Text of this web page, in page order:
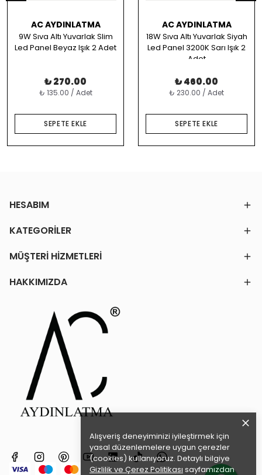
Alışveriş deneyiminizi iyileştirmek için
yasal düzenlemelere uygun çerezler
(cookies) kullanıyoruz. Detaylı bilgiye
Gizlilik ve Çerez Politikası sayfamızdan
AC AYDINLATMA
9W Sıva Altı Yuvarlak Slim
Led Panel Beyaz Işık 2 Adet
₺ 270.00
₺ 135.00 / Adet
SEPETE EKLE
AC AYDINLATMA
18W Sıva Altı Yuvarlak Siyah
Led Panel 3200K Sarı Işık 2
Adet
₺ 460.00
₺ 230.00 / Adet
SEPETE EKLE
HESABIM
KATEGORİLER
MÜŞTERİ HİZMETLERİ
HAKKIMIZDA